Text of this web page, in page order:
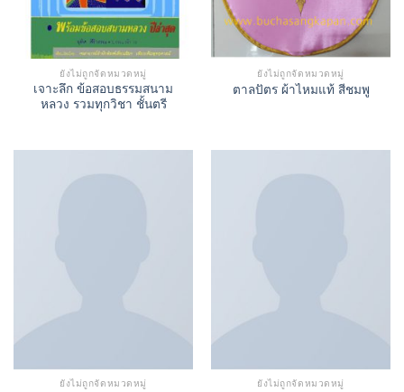
ยังไม่ถูกจัดหมวดหมู่
เจาะลึก ข้อสอบธรรมสนาม
หลวง รวมทุกวิชา ชั้นตรี
ยังไม่ถูกจัดหมวดหมู่
ตาลปัตร ผ้าไหมแท้ สีชมพู
ยังไม่ถูกจัดหมวดหมู่ ยังไม่ถูกจัดหมวดหมู่